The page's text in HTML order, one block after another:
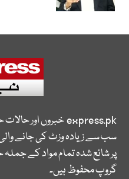
express.pkخبروں اور
سب سے زیادہ وزٹ کی جانے
پر شائع شدہ تمام مواد کے
گروپ محفوظ ہیں۔